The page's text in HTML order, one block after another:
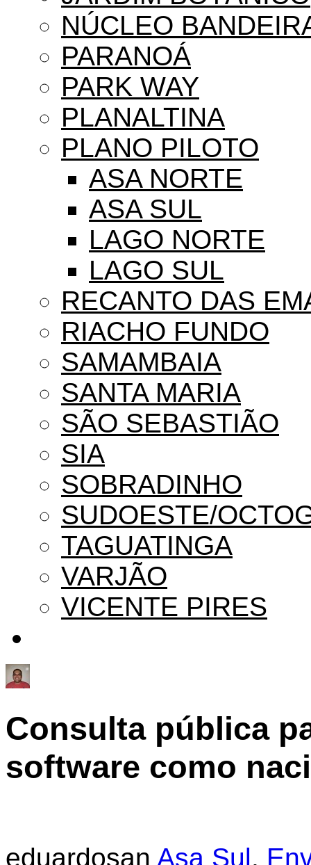
NÚCLEO
PARANOÁ
PARK WAY
PLANALTINA
PLANO PILOTO
ASA NORTE
ASA SUL
LAGO NORTE
LAGO SUL
RECANTO DAS
RIACHO FUNDO
SAMAMBAIA
SANTA MARIA
SÃO SEBASTIÃO
SIA
SOBRADINHO
SUDOESTE/
TAGUATINGA
VARJÃO
VICENTE PIRES
Consulta pública
software como
eduardosan Asa Sul,